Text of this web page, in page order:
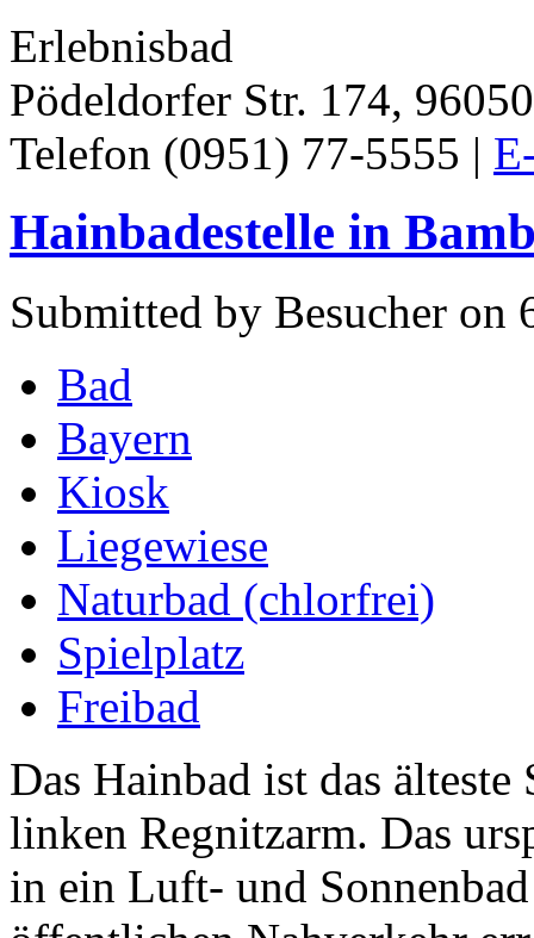
Erlebnisbad
Pödeldorfer Str. 174,
Telefon (0951) 77-5555 |
Hainbadestelle in
Submitted by Besucher on
Bad
Bayern
Kiosk
Liegewiese
Naturbad (chlorfrei)
Spielplatz
Freibad
Das Hainbad ist das
linken Regnitzarm. Das
in ein Luft- und